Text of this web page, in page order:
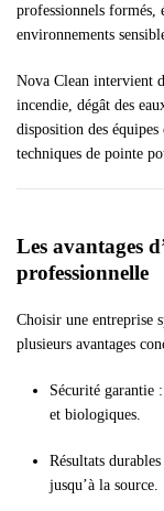
professionnels formés,
environnements
Nova Clean intervient
incendie, dégât des
disposition des
techniques de pointe
Les avantages
professionnelle
Choisir une entreprise
plusieurs avantages
Sécurité garantie
et biologiques.
Résultats
jusqu’à la source.